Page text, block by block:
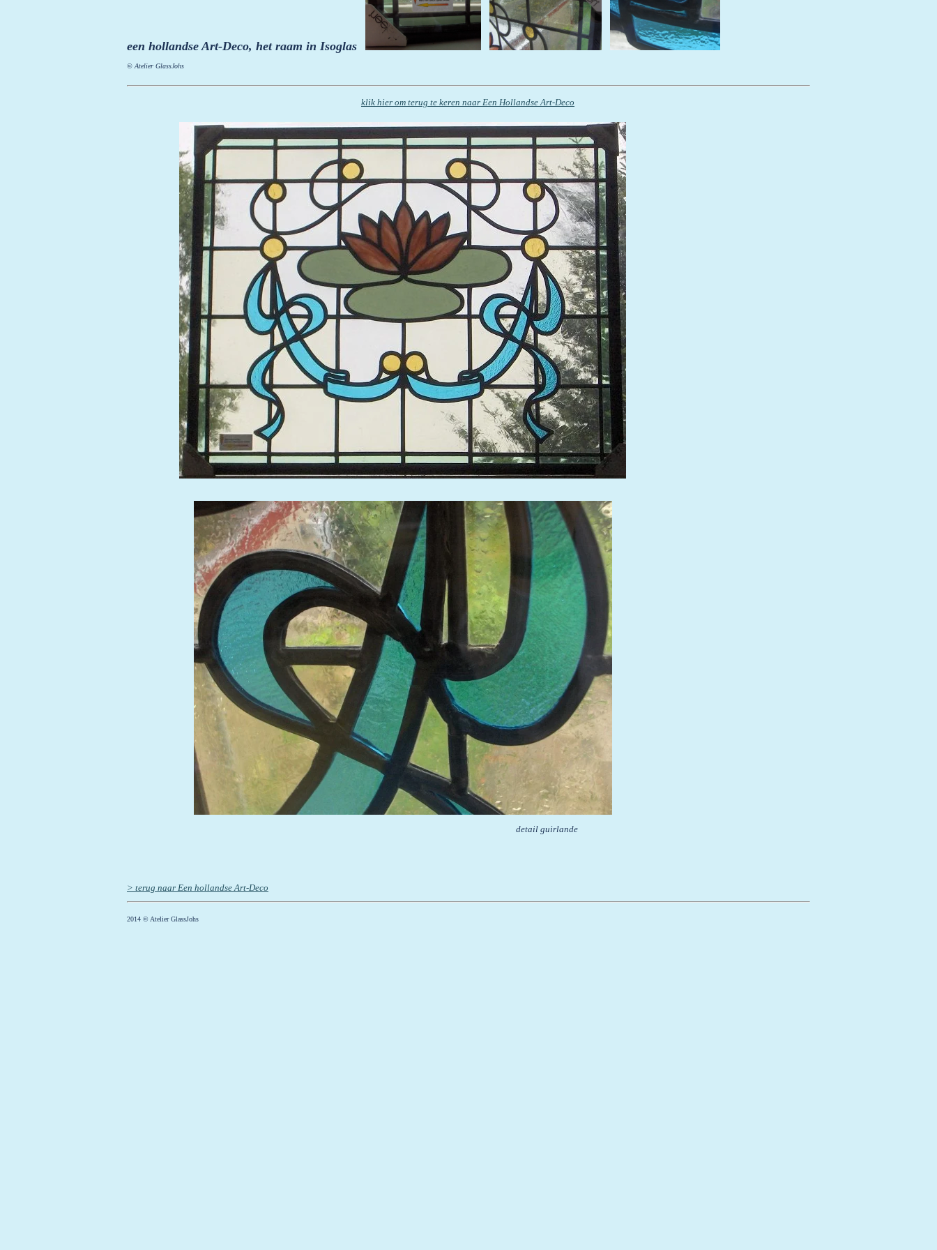
een hollandse Art-Deco, het raam in Isoglas
© Atelier GlassJohs
klik hier om terug te keren naar Een Hollandse Art-Deco
detail guirlande
> terug naar Een hollandse Art-Deco
2014 © Atelier GlassJohs